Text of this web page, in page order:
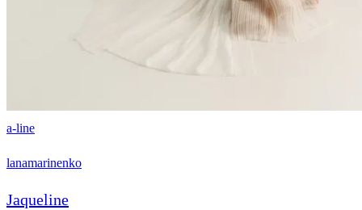
a-line
lanamarinenko
Jaqueline